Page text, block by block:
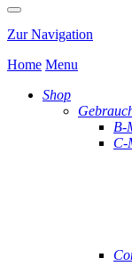
Zur Navigation
Home Menu
Shop
B-
C-